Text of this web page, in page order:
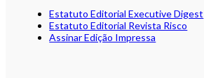
Estatuto Editorial Executive Digest
Estatuto Editorial Revista Risco
Assinar Edição Impressa